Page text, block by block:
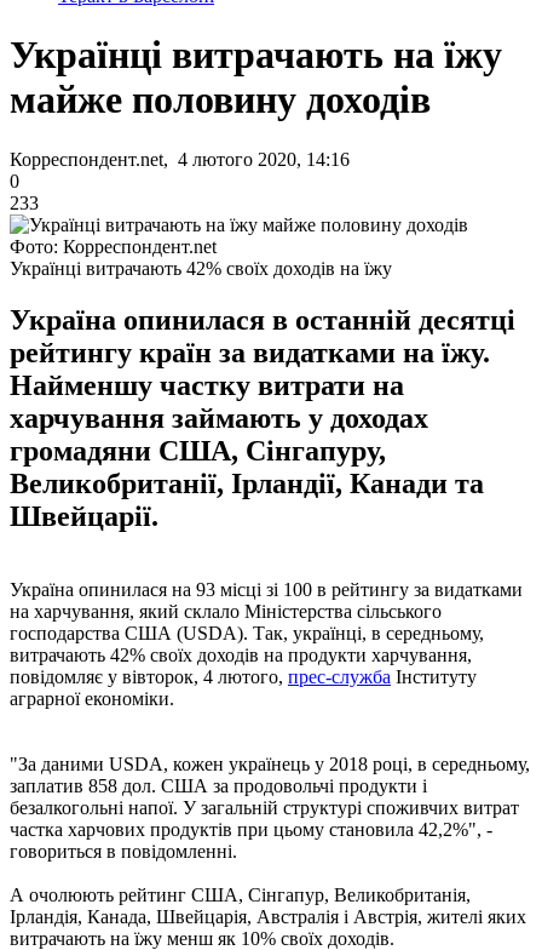
Українці витрачають на їжу
майже половину доходів
Корреспондент.net, 4 лютого 2020, 14:16
0
233
Фото: Корреспондент.net
Українці витрачають 42% своїх доходів на їжу
Україна опинилася в останній десятці
рейтингу країн за видатками на їжу.
Найменшу частку витрати на
харчування займають у доходах
громадяни США, Сінгапуру,
Великобританії, Ірландії, Канади та
Швейцарії.
Україна опинилася на 93 місці зі 100 в рейтингу за видатками
на харчування, який склало Міністерства сільського
господарства США (USDA). Так, українці, в середньому,
витрачають 42% своїх доходів на продукти харчування,
повідомляє у вівторок, 4 лютого, прес-служба Інституту
аграрної економіки.
"За даними USDA, кожен українець у 2018 році, в середньому,
заплатив 858 дол. США за продовольчі продукти і
безалкогольні напої. У загальній структурі споживчих витрат
частка харчових продуктів при цьому становила 42,2%", -
говориться в повідомленні.
А очолюють рейтинг США, Сінгапур, Великобританія,
Ірландія, Канада, Швейцарія, Австралія і Австрія, жителі яких
витрачають на їжу менш як 10% своїх доходів.